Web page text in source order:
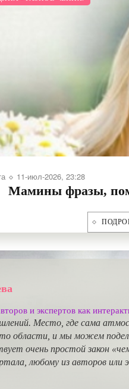
и экспертов как
Место, где сама
области, и мы можем
очень простой закон
любому из авторов или